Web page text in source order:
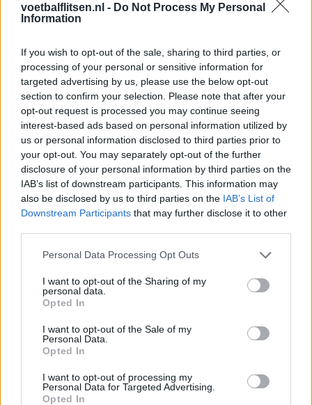
voetbalflitsen.nl - Do Not Process My Personal
Information
If you wish to opt-out of the sale, sharing to third parties, or
processing of your personal or sensitive information for
targeted advertising by us, please use the below opt-out
section to confirm your selection. Please note that after your
opt-out request is processed you may continue seeing
interest-based ads based on personal information utilized by
us or personal information disclosed to third parties prior to
your opt-out. You may separately opt-out of the further
disclosure of your personal information by third parties on the
IAB’s list of downstream participants. This information may
also be disclosed by us to third parties on the IAB’s List of
Downstream Participants that may further disclose it to other
Personal Data Processing Opt Outs
I want to opt-out of the Sharing of my
personal data.
Opted In
I want to opt-out of the Sale of my
Personal Data.
Opted In
I want to opt-out of processing my
Personal Data for Targeted Advertising.
Opted In
Ajax helpt Burnley uit de brand met afgeknipte
Hakim Ziyech verhuurt opnieuw luxe
appartement op Amsterdamse Zuidas
Marcos Leonardo laat eerste indruk achter bij
Ajax: 'Hier gaan fans van genieten'
Resterend oefenprogramma Ajax: waar zijn de
duels te zien
Ajax groeit onder Míchel, maar transfermarkt
blijft cruciaal
geschiedenis
de basis bij FC Barcelona
Ouazane met Lionel Messi